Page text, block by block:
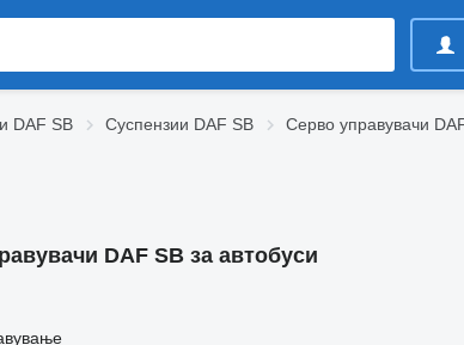
DAF SB Суспензии DAF SB Серво управувачи
DAF SB за автобуси